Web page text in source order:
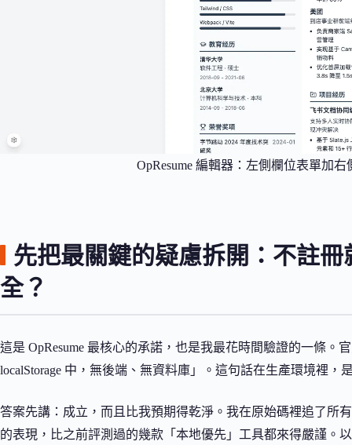
OpResume 編輯器：左側欄位表單加
先把最關鍵的疑慮拆開：不註
全？
這是 OpResume 最核心的承諾，也是我最花時間驗證的一條
localStorage 中，無後端、無資料庫」。這句話在生產環境裡，
答案先講：成立，而且比我預期得乾淨。我在原始碼裡追了所
的表現，比之前評測過的幾款「本地優先」工具都來得嚴謹。